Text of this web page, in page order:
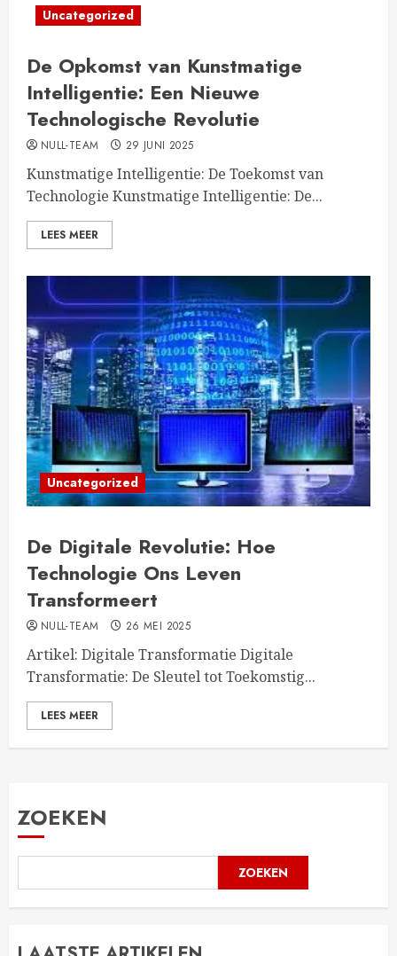
Uncategorized
De Opkomst van Kunstmatige
Intelligentie: Een Nieuwe
Technologische Revolutie
NULL-TEAM 29 JUNI 2025
Kunstmatige Intelligentie: De Toekomst van
Technologie Kunstmatige Intelligentie: De...
LEES MEER
Uncategorized
De Digitale Revolutie: Hoe
Technologie Ons Leven
Transformeert
NULL-TEAM 26 MEI 2025
Artikel: Digitale Transformatie Digitale
Transformatie: De Sleutel tot Toekomstig...
LEES MEER
ZOEKEN
ZOEKEN